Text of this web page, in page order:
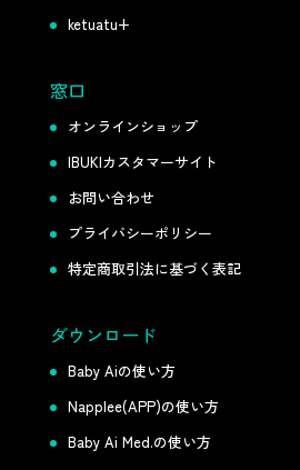
ketuatu+
窓口
オンラインショップ
IBUKIカスタマーサイト
お問い合わせ
プライバシーポリシー
特定商取引法に基づく表記
ダウンロード
Baby Aiの使い方
Napplee(APP)の使い方
Baby Ai Med.の使い方